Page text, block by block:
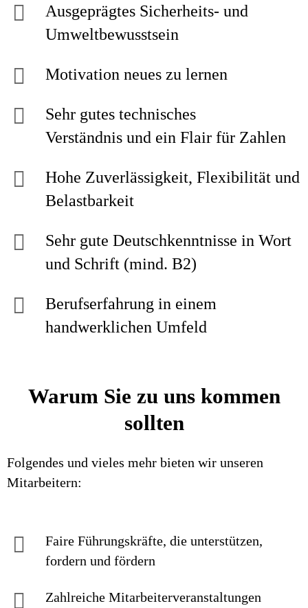
Ausgeprägtes Sicherheits- und
Umweltbewusstsein
Motivation neues zu lernen
Sehr gutes technisches
Verständnis und ein Flair für Zahlen
Hohe Zuverlässigkeit, Flexibilität und
Belastbarkeit
Sehr gute Deutschkenntnisse in Wort
und Schrift (mind. B2)
Berufserfahrung in einem
handwerklichen Umfeld
Warum Sie zu uns kommen
sollten
Folgendes und vieles mehr bieten wir unseren
Mitarbeitern:
Faire Führungskräfte, die unterstützen,
fordern und fördern
Zahlreiche Mitarbeiterveranstaltungen